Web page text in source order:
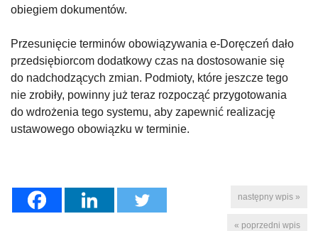
obiegiem dokumentów.
Przesunięcie terminów obowiązywania e-Doręczeń dało
przedsiębiorcom dodatkowy czas na dostosowanie się
do nadchodzących zmian. Podmioty, które jeszcze tego
nie zrobiły, powinny już teraz rozpocząć przygotowania
do wdrożenia tego systemu, aby zapewnić realizację
ustawowego obowiązku w terminie.
następny wpis »
« poprzedni wpis